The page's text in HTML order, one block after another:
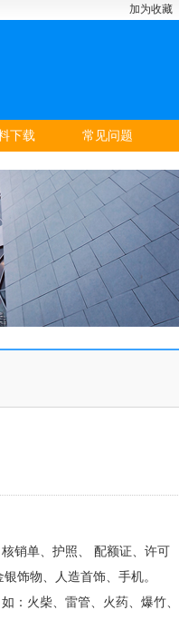
加为收藏
下载 常见问题
销单、护照、 配额证、许可
饰物、人造首饰、手机。
：火柴、雷管、火药、爆竹、